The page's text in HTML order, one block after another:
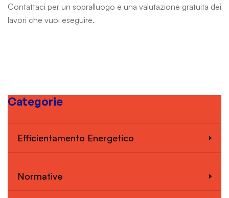
Contattaci per un sopralluogo e una valutazione gratuita dei
lavori che vuoi eseguire.
Categorie
Efficientamento Energetico
Normative